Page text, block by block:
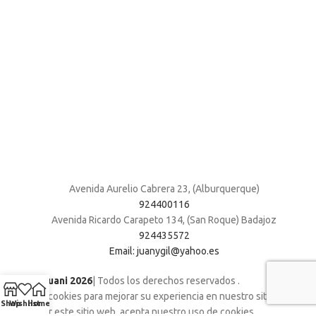
Avenida Aurelio Cabrera 23, (Alburquerque)
924400116
Avenida Ricardo Carapeto 134, (San Roque) Badajoz
924435572
Email: juanygil@yahoo.es
Muebles Juani 2026| Todos los derechos reservados .
Utilizamos cookies para mejorar su experiencia en nuestro sitio web. Al
navegar por este sitio web, acepta nuestro uso de cookies.
Shop
WishlistHome